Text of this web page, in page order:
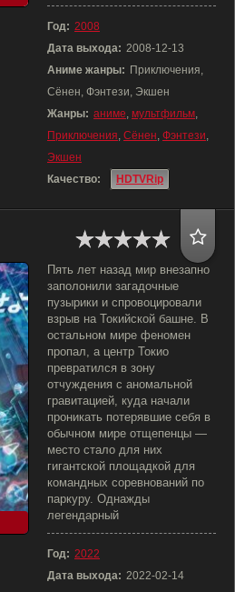
Год: 2008
Дата выхода: 2008-12-13
Аниме жанры: Приключения,
Сёнен, Фэнтези, Экшен
Жанры: аниме, мультфильм,
Приключения, Сёнен, Фэнтези,
Экшен
Качество:
HDTVRip
Пять лет назад мир внезапно
заполонили загадочные
пузырики и спровоцировали
взрыв на Токийской башне. В
остальном мире феномен
пропал, а центр Токио
превратился в зону
отчуждения с аномальной
гравитацией, куда начали
проникать потерявшие себя в
обычном мире отщепенцы —
место стало для них
гигантской площадкой для
командных соревнований по
паркуру. Однажды
легендарный
Год: 2022
Дата выхода: 2022-02-14